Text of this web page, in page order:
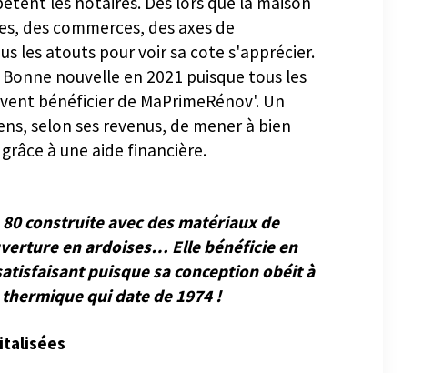
les notaires. Dès lors que la maison
des commerces, des axes de
les atouts pour voir sa cote s'apprécier.
nouvelle en 2021 puisque tous les
bénéficier de MaPrimeRénov'. Un
selon ses revenus, de mener à bien
à une aide financière.
construite avec des matériaux de
en ardoises… Elle bénéficie en
puisque sa conception obéit à
qui date de 1974 !